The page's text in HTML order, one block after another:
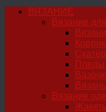
ВЯЗАНИЕ
Вязание
Вязание